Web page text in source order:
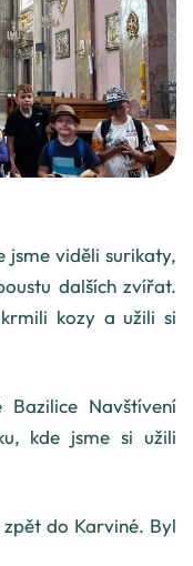
jsme viděli surikaty,
dalších zvířat.
kozy a užili si
Navštívení
kde jsme si užili
do Karviné. Byl